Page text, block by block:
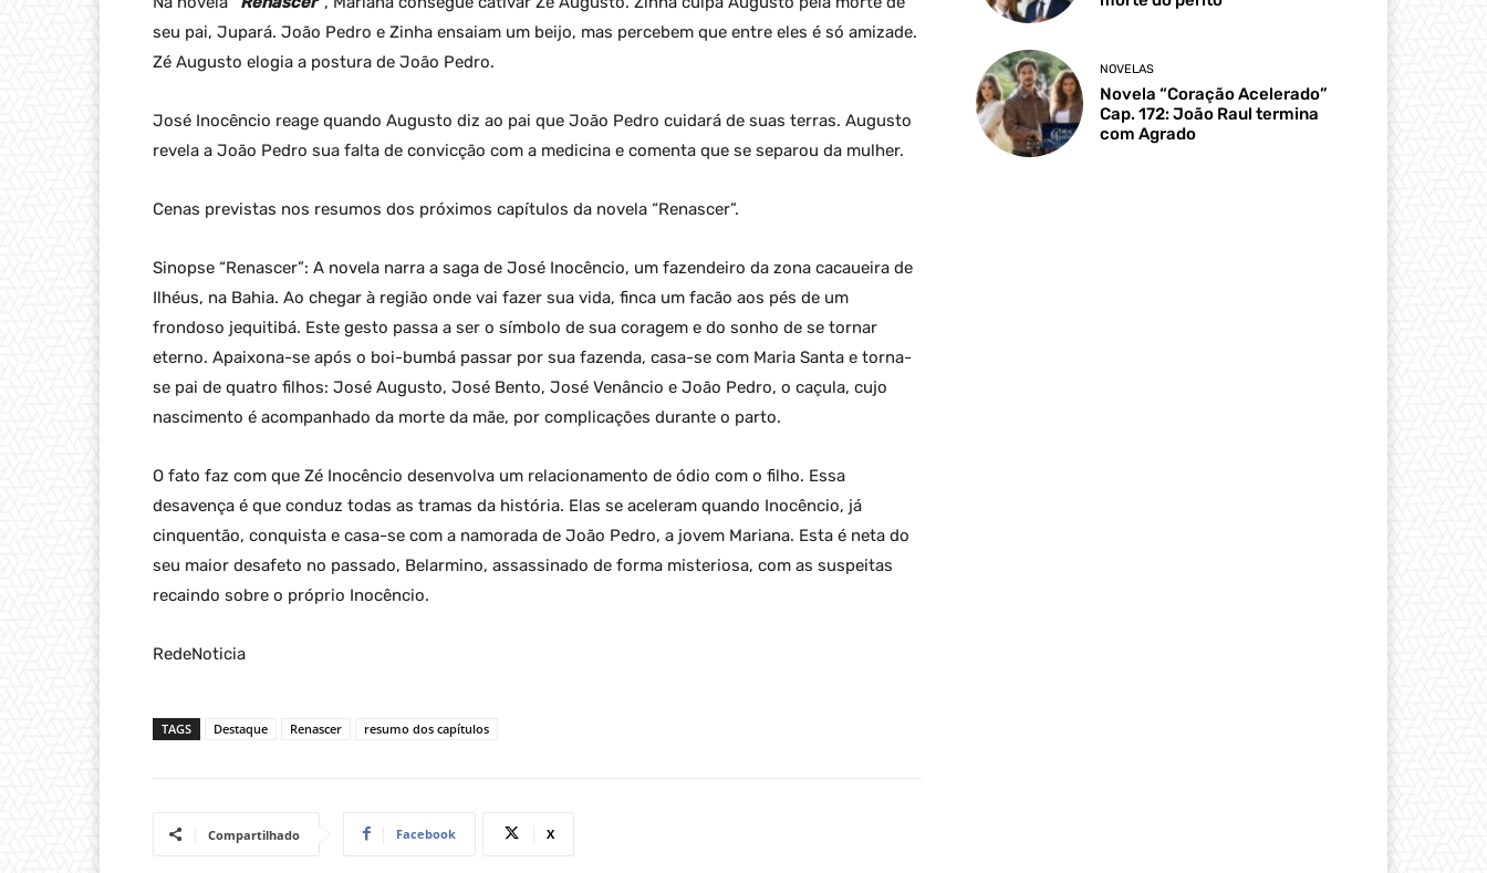
seu pai, Jupará. João Pedro e Zinha ensaiam um beijo, mas percebem que entre eles é só amizade.
Zé Augusto elogia a postura de João Pedro.
José Inocêncio reage quando Augusto diz ao pai que João Pedro cuidará de suas terras. Augusto
revela a João Pedro sua falta de convicção com a medicina e comenta que se separou da mulher.
Cenas previstas nos resumos dos próximos capítulos da novela “Renascer”.
Sinopse “Renascer”: A novela narra a saga de José Inocêncio, um fazendeiro da zona cacaueira de
Ilhéus, na Bahia. Ao chegar à região onde vai fazer sua vida, finca um facão aos pés de um
frondoso jequitibá. Este gesto passa a ser o símbolo de sua coragem e do sonho de se tornar
eterno. Apaixona-se após o boi-bumbá passar por sua fazenda, casa-se com Maria Santa e torna-
se pai de quatro filhos: José Augusto, José Bento, José Venâncio e João Pedro, o caçula, cujo
nascimento é acompanhado da morte da mãe, por complicações durante o parto.
O fato faz com que Zé Inocêncio desenvolva um relacionamento de ódio com o filho. Essa
desavença é que conduz todas as tramas da história. Elas se aceleram quando Inocêncio, já
cinquentão, conquista e casa-se com a namorada de João Pedro, a jovem Mariana. Esta é neta do
seu maior desafeto no passado, Belarmino, assassinado de forma misteriosa, com as suspeitas
recaindo sobre o próprio Inocêncio.
RedeNoticia
TAGS Destaque Renascer resumo dos capítulos
Compartilhado Facebook X
NOVELAS
Novela “Coração Acelerado”
Cap. 172: João Raul termina
com Agrado